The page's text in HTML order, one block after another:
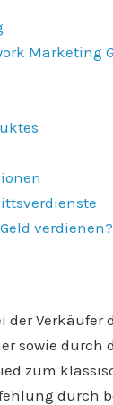
Marketing
verdienen?
der Verkäufer
sowie durch
zum
durch